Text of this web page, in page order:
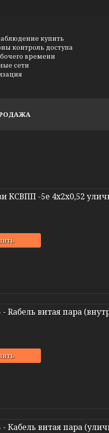
купить
контроль доступа
времени
сети
КСВПП -5e 4x2x0,52
- Rабель витая пара
- Кабель витая пара